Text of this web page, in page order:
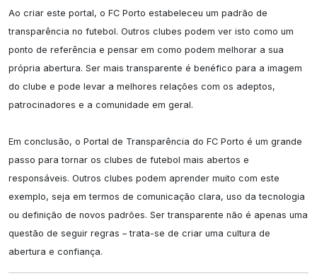
Ao criar este portal, o FC Porto estabeleceu um padrão de
transparência no futebol. Outros clubes podem ver isto como um
ponto de referência e pensar em como podem melhorar a sua
própria abertura. Ser mais transparente é benéfico para a imagem
do clube e pode levar a melhores relações com os adeptos,
patrocinadores e a comunidade em geral.
Em conclusão, o Portal de Transparência do FC Porto é um grande
passo para tornar os clubes de futebol mais abertos e
responsáveis. Outros clubes podem aprender muito com este
exemplo, seja em termos de comunicação clara, uso da tecnologia
ou definição de novos padrões. Ser transparente não é apenas uma
questão de seguir regras – trata-se de criar uma cultura de
abertura e confiança.